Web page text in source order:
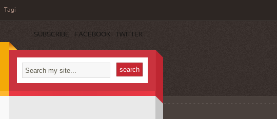
Tagi
SUBSCRIBE FACEBOOK TWITTER